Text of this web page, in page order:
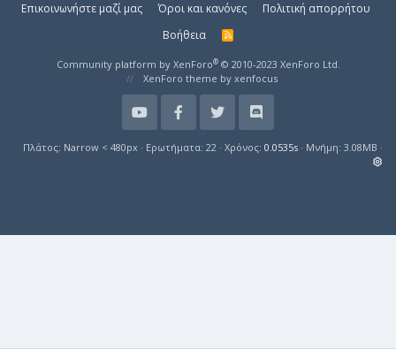
Επικοινωνήστε μαζί μας Όροι και κανόνες
Πολιτική απορρήτου
Βοήθεια
R
S
Community platform by XenForo® © 2010-2023 XenForo Ltd.
XenForo theme by xenfocus
Πλάτος Ερωτήματα 22 Χρόνος 0.0535s Μνήμη 3.08MB